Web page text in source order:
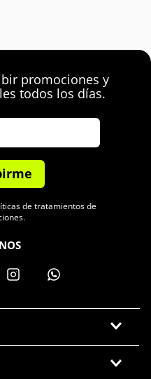
promociones y
todos los días.
de tratamientos de